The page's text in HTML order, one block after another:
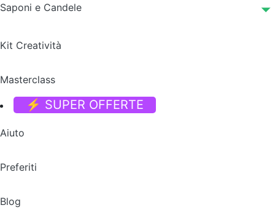
Saponi e Candele
Kit Creatività
Masterclass
⚡ SUPER OFFERTE
Aiuto
Preferiti
Blog